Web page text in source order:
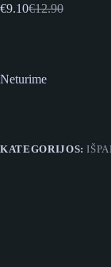
€12.90
Original
€9.10Current
Neturime
KATEGORIJOS: